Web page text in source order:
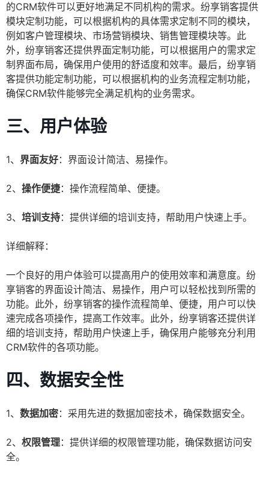
的CRM软件可以更好地满足不同机构的需求。纷享销客提供
模块定制功能，可以根据机构的具体需求定制不同的模块，
例如客户管理模块、市场营销模块、销售管理模块等。此
外，纷享销客还提供界面定制功能，可以根据用户的需求定
制界面布局，确保用户使用的舒适度和效率。最后，纷享销
客提供功能定制功能，可以根据机构的业务流程定制功能，
确保CRM软件能够完全满足机构的业务需求。
三、用户体验
1、 界面友好：界面设计简洁、易操作。
2、 操作便捷：操作流程简单、便捷。
3、 培训支持：提供详细的培训支持，帮助用户快速上手。
详细解释：
一个良好的用户体验可以提高用户的使用效率和满意度。纷
享销客的界面设计简洁、易操作，用户可以轻松找到所需的
功能。此外，纷享销客的操作流程简单、便捷，用户可以快
速完成各项操作，提高工作效率。此外，纷享销客还提供详
细的培训支持，帮助用户快速上手，确保用户能够充分利用
CRM软件的各项功能。
四、数据安全性
1、 数据加密：采用先进的数据加密技术，确保数据安全。
2、 权限管理：提供详细的权限管理功能，确保数据访问安
全。